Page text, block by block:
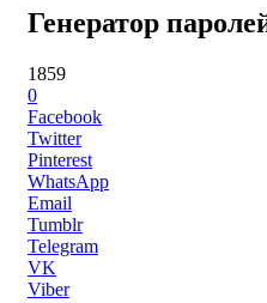
Генератор
1859
0
Facebook
Twitter
Pinterest
WhatsApp
Email
Tumblr
Telegram
VK
Viber